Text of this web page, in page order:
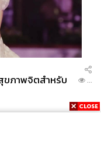
ขภาพจิตสำหรับ
...